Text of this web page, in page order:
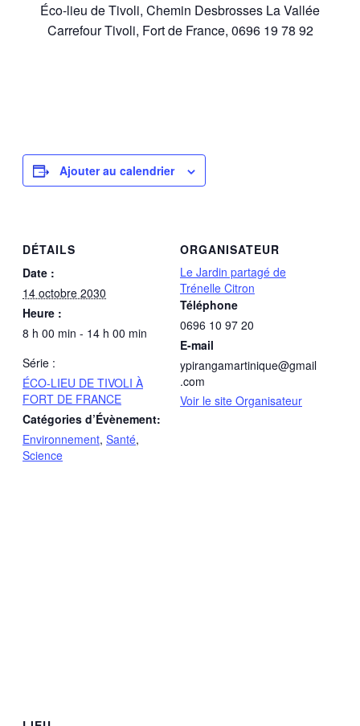
Éco-lieu de Tivoli, Chemin Desbrosses La Vallée
Carrefour Tivoli, Fort de France, 0696 19 78 92
Ajouter au calendrier
DÉTAILS
Date :
14 octobre 2030
Heure :
8 h 00 min - 14 h 00 min
Série :
ÉCO-LIEU DE TIVOLI À
FORT DE FRANCE
Catégories d’Évènement:
Environnement, Santé,
Science
ORGANISATEUR
Le Jardin partagé de
Trénelle Citron
Téléphone
0696 10 97 20
E-mail
ypirangamartinique@gmail
.com
Voir le site Organisateur